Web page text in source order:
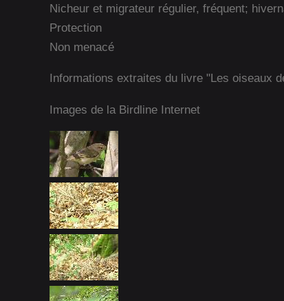
Nicheur et migrateur régulier, fréquent;
Protection
Non menacé
Informations extraites du livre "Les oiseaux
Images de la Birdline Internet